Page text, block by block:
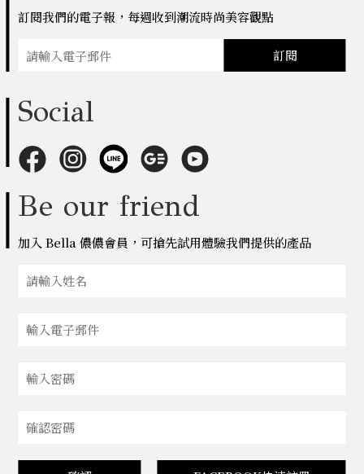
訂閱我們的電子報，每週收到潮流時尚美容觀點
訂閱
Social
Be our friend
加入 Bella 儂儂會員，可搶先試用體驗我們提供的產品